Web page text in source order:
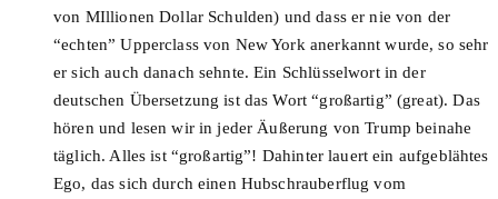
von MIllionen Dollar Schulden) und dass er nie von der
“echten” Upperclass von New York anerkannt wurde, so sehr
er sich auch danach sehnte. Ein Schlüsselwort in der
deutschen Übersetzung ist das Wort “großartig” (great). Das
hören und lesen wir in jeder Äußerung von Trump beinahe
täglich. Alles ist “großartig”! Dahinter lauert ein aufgeblähtes
Ego, das sich durch einen Hubschrauberflug vom